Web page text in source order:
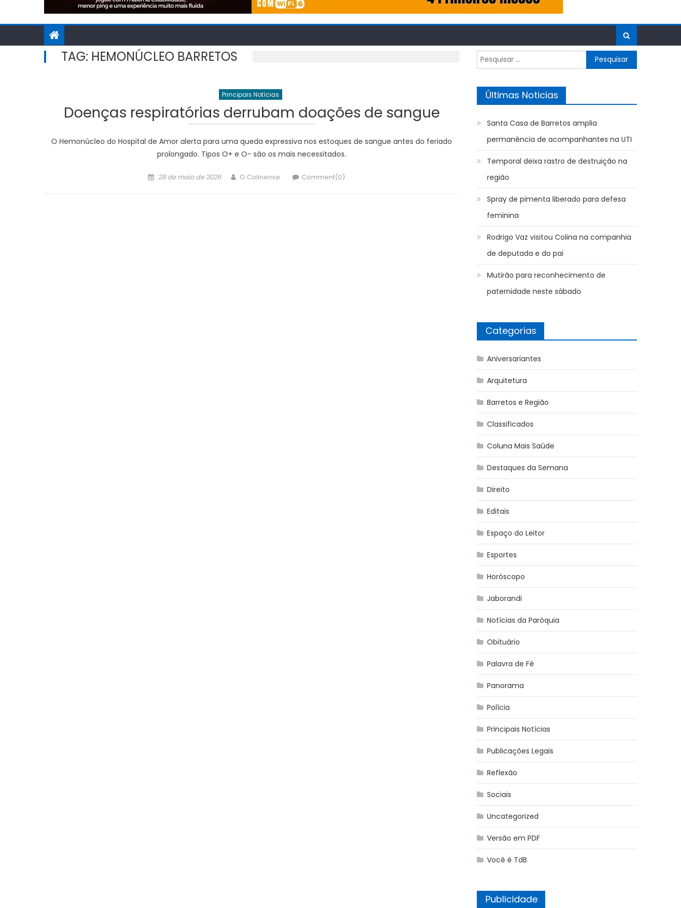
TAG: HEMONÚCLEO BARRETOS
Principais Notícias
Doenças respiratórias derrubam doações de sangue
O Hemonúcleo do Hospital de Amor alerta para uma queda expressiva nos estoques de sangue antes do feriado
prolongado. Tipos O+ e O- são os mais necessitados.
Posted
28 de maio de 2026 Author
O Colinense Comment(0)
Pesquisar
por:
Últimas Noticias
Santa Casa de Barretos amplia
permanência de acompanhantes na UTI
Temporal deixa rastro de destruição na
região
Spray de pimenta liberado para defesa
feminina
Rodrigo Vaz visitou Colina na companhia
de deputada e do pai
Mutirão para reconhecimento de
paternidade neste sábado
Categorias
Aniversariantes
Arquitetura
Barretos e Região
Classificados
Coluna Mais Saúde
Destaques da Semana
Direito
Editais
Espaço do Leitor
Esportes
Horóscopo
Jaborandi
Notícias da Paróquia
Obituário
Palavra de Fé
Panorama
Polícia
Principais Notícias
Publicações Legais
Reflexão
Sociais
Uncategorized
Versão em PDF
Você é TdB
Publicidade